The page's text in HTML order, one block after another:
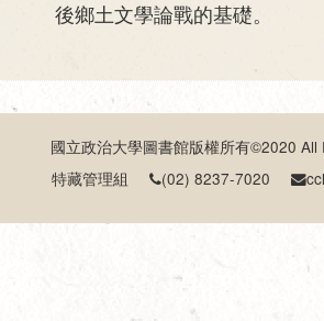
後鄉土文學論戰的基礎。
國立政治大學圖書館版權所有©2020 All
特藏管理組
(02) 8237-7020